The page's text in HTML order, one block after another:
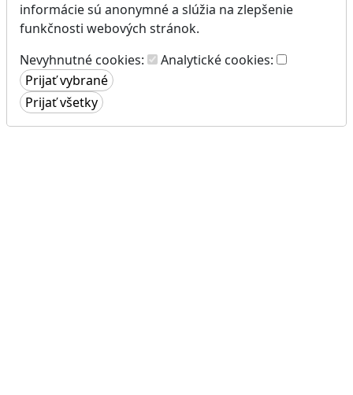
informácie sú anonymné a slúžia na zlepšenie
funkčnosti webových stránok.
Nevyhnutné cookies:
Analytické cookies: